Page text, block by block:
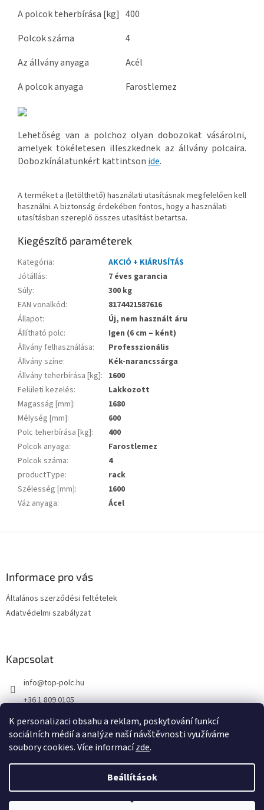
K personalizaci obsahu a reklam, poskytování funkcí
sociálních médií a analýze naší návštěvnosti využíváme
soubory cookies. Více informacízde.
Beállítások
A polcok teherbírása [kg] 400
Polcok száma
4
Az állvány anyaga
Acél
A polcok anyaga
Farostlemez
Lehetőség van a polchoz olyan dobozokat vásárolni,
amelyek tökéletesen illeszkednek az állvány polcaira.
Dobozkínálatunkért kattintson ide.
A terméket a (letölthető) használati utasításnak megfelelően kell
használni. A biztonság érdekében fontos, hogy a használati
utasításban szereplő összes utasítást betartsa.
Kiegészítő paraméterek
Kategória:
AKCIÓ + KIÁRUSÍTÁS
Jótállás:
7 éves garancia
Súly:
300 kg
EAN vonalkód:
8174421587616
Állapot:
Új, nem használt áru
Állítható polc:
Igen (6 cm – ként)
Állvány felhasználása:
Professzionális
Állvány színe:
Kék-narancssárga
Állvány teherbírása [kg]: 1600
Felületi kezelés:
Lakkozott
Magasság [mm]:
1680
Mélység [mm]:
600
Polc teherbírása [kg]:
400
Polcok anyaga:
Farostlemez
Polcok száma:
4
productType:
rack
Szélesség [mm]:
1600
Váz anyaga: Ácel
Informace pro vás
Általános szerződési feltételek
Adatvédelmi szabályzat
Kapcsolat
info@top-polc.hu
+36 1 809 0105
Copyright 2026top-polc.hu. Minden jog fenntartva.Süti beállítások